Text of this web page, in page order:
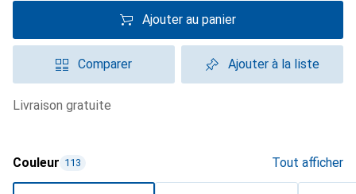
Ajouter au panier
Comparer Ajouter à la liste
livraison gratuite
Couleur 113 Tout afficher